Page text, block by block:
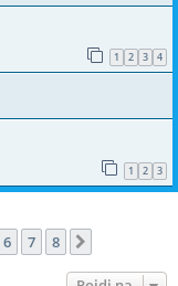
1 2 3 4
1 2 3
6 7 8